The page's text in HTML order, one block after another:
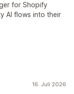
for Shopify
AI flows into their
16. Juli 2026